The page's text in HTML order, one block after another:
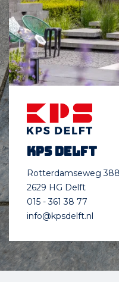
KPS Delft
Rotterdamseweg 388
2629 HG Delft
015 - 361 38 77
info@kpsdelft.nl